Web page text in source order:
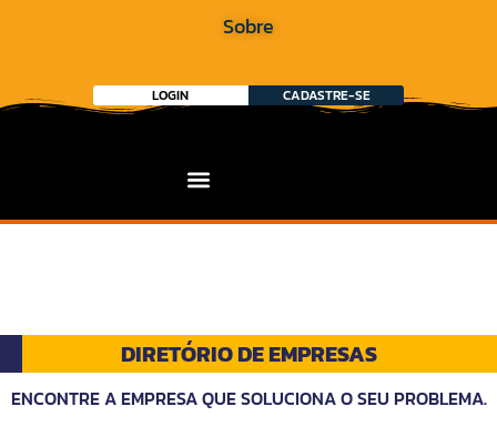
Sobre
LOGIN CADASTRE-SE
DIRETÓRIO DE EMPRESAS
ENCONTRE A EMPRESA QUE SOLUCIONA O SEU PROBLEMA.